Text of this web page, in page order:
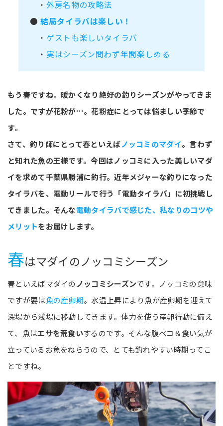
・外房名物の攻略法
●結局タイラバは楽しい！
・ ゲストも楽しいタイラバ
・ 実はシーズン問わず年間楽しめる
もう春ですね。暖かくなり絶好の釣りシーズンがやってきま
した。ですが花粉が…。花粉症にとっては悩ましい季節で
す。
さて、釣り師にとって春といえばノッコミのマダイ。言わず
と知れた魚の王様です。今回はノッコミに入った美しいマダ
イを求めて千葉県勝浦に釣行。近年メジャーな釣りになった
タイラバを、電動リールで行う「電動タイラバ」に初挑戦し
てきました。そんな電動タイラバで感じた、私なりのコツや
メリットをお届けします。
春はマダイのノッコミシーズン
春といえばマダイのノッコミシーズンです。ノッコミの意味
ですが要は魚の産卵期。水温上昇により魚が産卵期を迎えて
深場から浅場に移動してきます。体力を使う産卵行動に備え
て、魚はエサを荒食いするのです。そんな腹ペコ＆食い気が
立っているお魚をねらうので、とても釣れやすい時期ってこ
とですね。